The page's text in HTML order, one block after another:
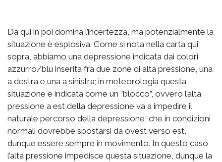
Da qui in poi domina l’incertezza, ma potenzialmente la
situazione è esplosiva. Come si nota nella carta qui
sopra, abbiamo una depressione indicata dai colori
azzurro/blu inserita fra due zone di alta pressione, una
a destra e una a sinistra; in meteorologia questa
situazione è indicata come un ”blocco”, ovvero l’alta
pressione a est della depressione va a impedire il
naturale percorso della depressione, che in condizioni
normali dovrebbe spostarsi da ovest verso est,
dunque essere sempre in movimento. In questo caso
l’alta pressione impedisce questa situazione, dunque la